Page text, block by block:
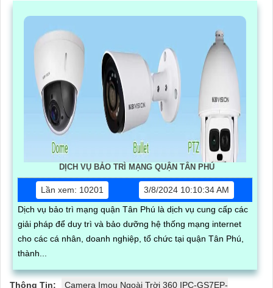
DỊCH VỤ BẢO TRÌ MẠNG QUẬN TÂN PHÚ
Lần xem: 10201
3/8/2024 10:10:34 AM
Dịch vụ bảo trì mạng quận Tân Phú là dịch vụ cung cấp các
giải pháp để duy trì và bảo dưỡng hệ thống mạng internet
cho các cá nhân, doanh nghiệp, tổ chức tại quận Tân Phú,
thành...
Thông Tin:
Camera Imou Ngoài Trời 360 IPC-GS7EP-